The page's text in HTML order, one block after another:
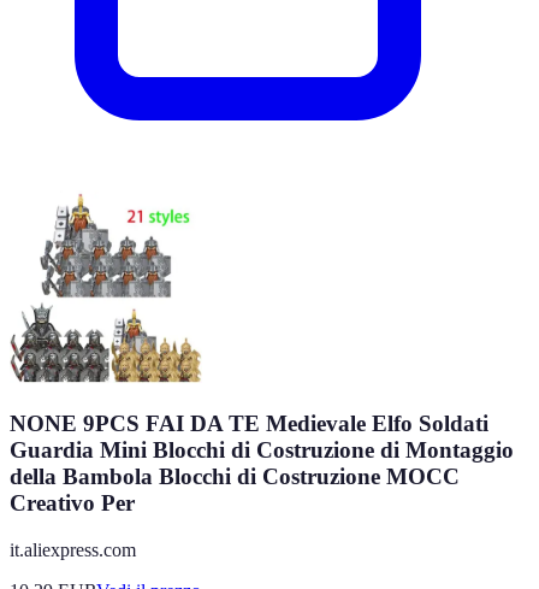
NONE 9PCS FAI DA TE Medievale Elfo Soldati
Guardia Mini Blocchi di Costruzione di Montaggio
della Bambola Blocchi di Costruzione MOCC
Creativo Per
it.aliexpress.com